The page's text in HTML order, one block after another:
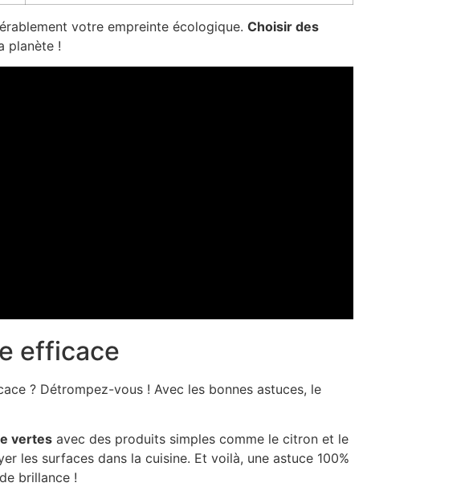
votre empreinte écologique. Choisir des
planète !
efficace
? Détrompez-vous ! Avec les bonnes astuces, le
vertes avec des produits simples comme le citron et le
les surfaces dans la cuisine. Et voilà, une astuce 100%
brillance !